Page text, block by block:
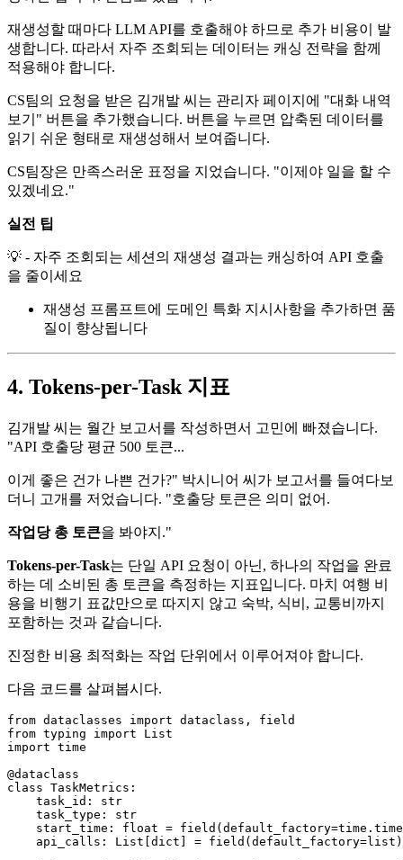
재생성할 때마다 LLM API를 호출해야 하므로 추가 비용이 발
생합니다. 따라서 자주 조회되는 데이터는 캐싱 전략을 함께
적용해야 합니다.
CS팀의 요청을 받은 김개발 씨는 관리자 페이지에 "대화 내역
보기" 버튼을 추가했습니다. 버튼을 누르면 압축된 데이터를
읽기 쉬운 형태로 재생성해서 보여줍니다.
CS팀장은 만족스러운 표정을 지었습니다. "이제야 일을 할 수
있겠네요."
실전 팁
💡 - 자주 조회되는 세션의 재생성 결과는 캐싱하여 API 호출
을 줄이세요
재생성 프롬프트에 도메인 특화 지시사항을 추가하면 품
질이 향상됩니다
4. Tokens-per-Task 지표
김개발 씨는 월간 보고서를 작성하면서 고민에 빠졌습니다.
"API 호출당 평균 500 토큰...
이게 좋은 건가 나쁜 건가?" 박시니어 씨가 보고서를 들여다보
더니 고개를 저었습니다. "호출당 토큰은 의미 없어.
작업당 총 토큰을 봐야지."
Tokens-per-Task는 단일 API 요청이 아닌, 하나의 작업을 완료
하는 데 소비된 총 토큰을 측정하는 지표입니다. 마치 여행 비
용을 비행기 표값만으로 따지지 않고 숙박, 식비, 교통비까지
포함하는 것과 같습니다.
진정한 비용 최적화는 작업 단위에서 이루어져야 합니다.
다음 코드를 살펴봅시다.
from dataclasses import
from typing import
List
import time
@dataclass
class TaskMetrics :
    task_id:
str
    task_type:
str
    start_time:
float =
    api_calls:
List dict ] = field(default_factory=list )